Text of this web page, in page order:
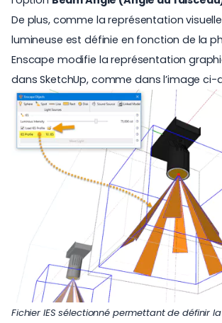
De plus, comme la représentation
lumineuse est définie en fonction de la
Enscape modifie la représentation
dans SketchUp, comme dans l’image ci-
Fichier IES sélectionné permettant de définir